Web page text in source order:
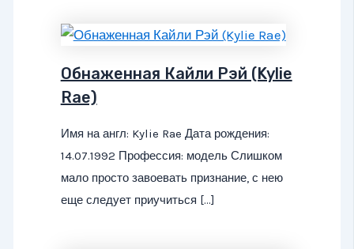
Обнаженная Кайли Рэй (Kylie
Rae)
Имя на англ: Kylie Rae Дата рождения:
14.07.1992 Профессия: модель Слишком
мало просто завоевать признание, с нею
еще следует приучиться […]